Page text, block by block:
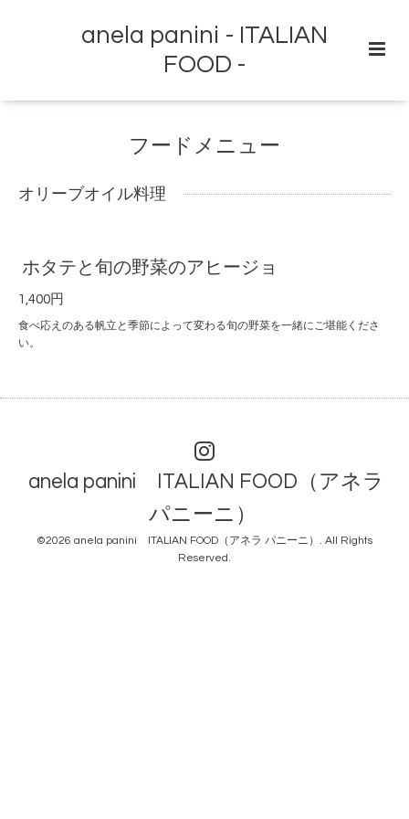
anela panini - ITALIAN
FOOD -
フードメニュー
オリーブオイル料理
ホタテと旬の野菜のアヒージョ
1,400円
食べ応えのある帆立と季節によって変わる旬の野菜を一緒にご堪能くださ
い。
anela panini ITALIAN FOOD（アネラ
パニーニ）
©2026 anela panini ITALIAN FOOD（アネラ パニーニ） . All Rights
Reserved.